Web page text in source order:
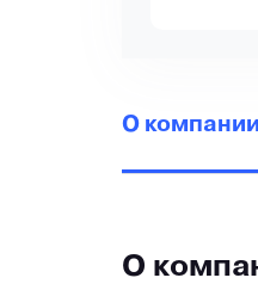
О компании
О